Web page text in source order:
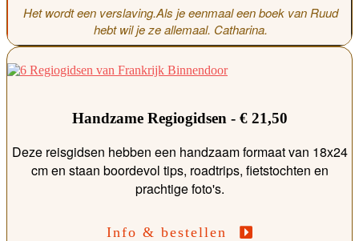
Het wordt een verslaving.Als je eenmaal een boek van Ruud
hebt wil je ze allemaal. Catharina.
Handzame Regiogidsen - € 21,50
Deze reisgidsen hebben een handzaam formaat van 18x24
cm en staan boordevol tips, roadtrips, fietstochten en
prachtige foto's.
Info & bestellen